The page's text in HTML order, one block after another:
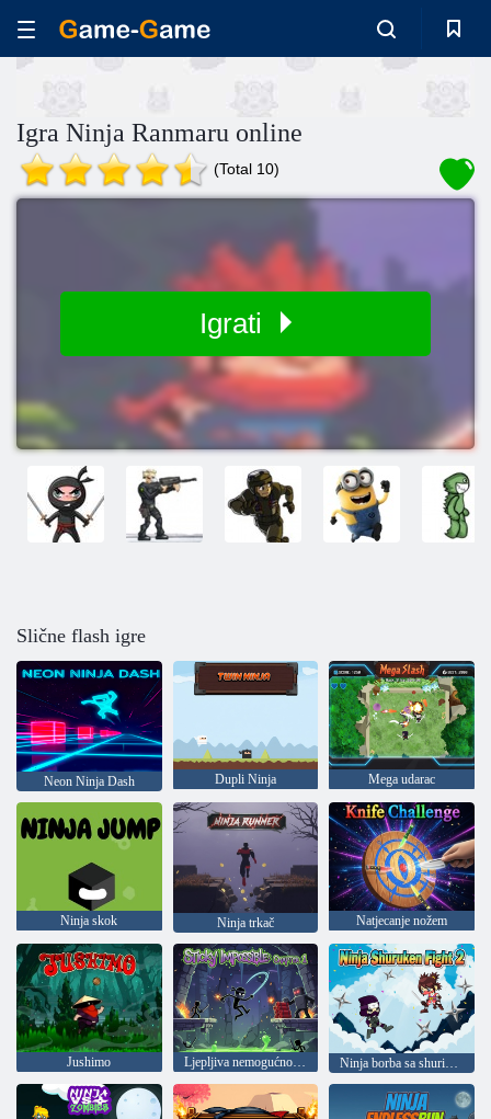
Igra Ninja Ranmaru online
(Total 10)
Igrati
Slične flash igre
Neon Ninja Dash Dupli Ninja Mega udarac
Ninja skok Ninja trkač Natjecanje nožem
Jushimo Ljepljiva nemogućnost: 1. poglavlje Ninja borba sa shurikenima 2